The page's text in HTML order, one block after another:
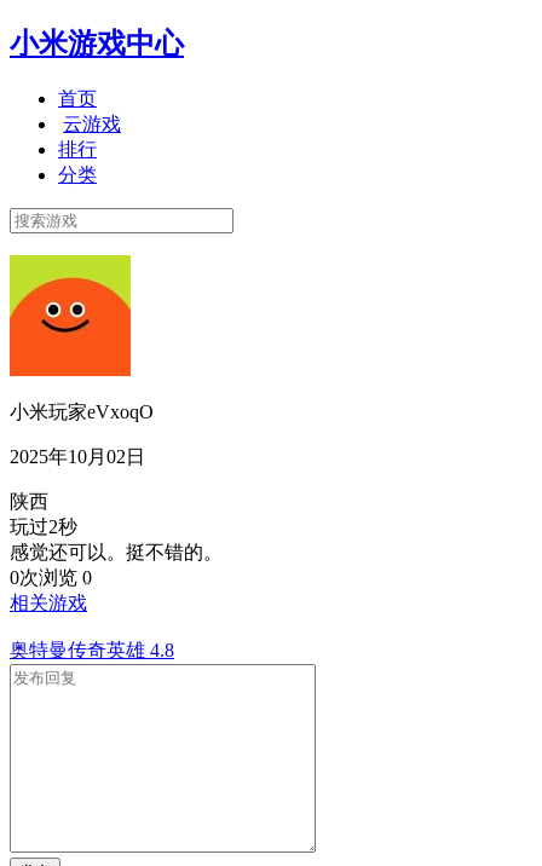
小米游戏中心
首页
云游戏
排行
分类
小米玩家eVxoqO
2025年10月02日
陕西
玩过2秒
感觉还可以。挺不错的。
0次浏览 0
相关游戏
奥特曼传奇英雄 4.8